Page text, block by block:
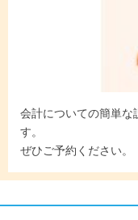
会計についての簡単な
す。
ぜひご予約ください。